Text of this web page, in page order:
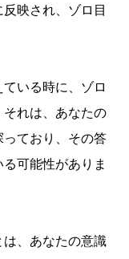
映され、ゾロ目
いる時に、ゾロ
それは、あなたの
ており、その答
可能性がありま
は、あなたの意識